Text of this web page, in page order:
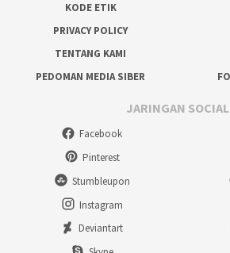
KODE ETIK
PRIVACY POLICY
TENTANG KAMI
PEDOMAN MEDIA SIBER
JARINGAN SOCIAL
Facebook
Pinterest
Stumbleupon
Instagram
Deviantart